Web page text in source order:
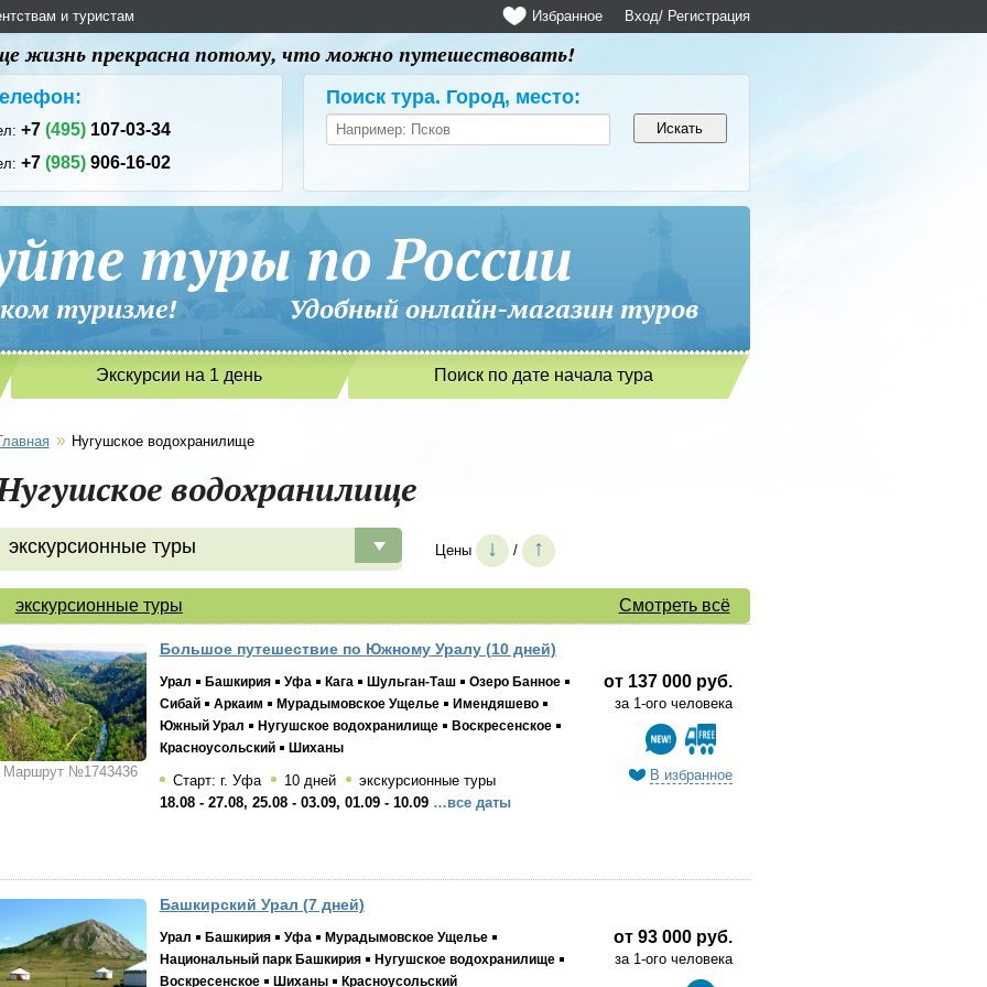
и туристам Вход/ Регистрация
Избранное
жизнь прекрасна потому, что можно путешествовать!
+7(495) 107-03-34
+7(985) 906-16-02
Поиск тура. Город, место:
туры по России
туризме! Удобный онлайн-магазин туров
Экскурсии на 1 день Поиск по дате начала тура
» Нугушское водохранилище
водохранилище
экскурсионные туры Цены ↓ / ↑
экскурсионные туры Смотреть всё
Маршрут №1743436
Большое путешествие по Южному Уралу (10 дней)
Урал Башкирия Уфа Кага Шульган-Таш
Озеро Банное
Сибай
Аркаим Мурадымовское Ущелье
Имендяшево
Южный Урал
Нугушское водохранилище
Воскресенское
Красноусольский
Шиханы
Старт: г. Уфа 10 дней
экскурсионные туры
18.08 - 27.08, 25.08 - 03.09, 01.09 - 10.09 …все даты
от 137 000 руб.
за 1-ого человека
В избранное
Башкирский Урал (7 дней)
Урал Башкирия Уфа
Мурадымовское Ущелье
Национальный парк Башкирия
Нугушское водохранилище
Воскресенское
Шиханы Красноусольский
от 93 000 руб.
за 1-ого человека